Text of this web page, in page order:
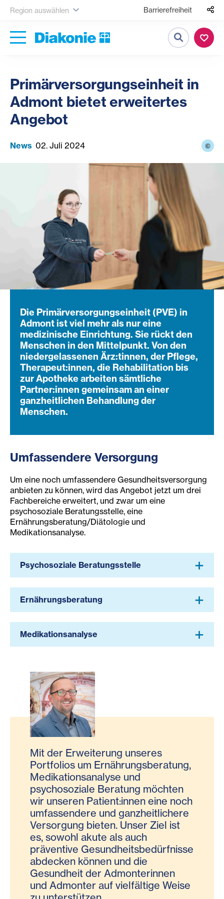
Region auswählen Barrierefreiheit
Suche
Primärversorgungseinheit in
Admont bietet erweitertes
Angebot
News 02. Juli 2024 ©
Die Primärversorgungseinheit (PVE) in
Admont ist viel mehr als nur eine
medizinische Einrichtung. Sie rückt den
Menschen in den Mittelpunkt. Von den
niedergelassenen Ärz:tinnen, der Pflege,
Therapeut:innen, die Rehabilitation bis
zur Apotheke arbeiten sämtliche
Partner:innen gemeinsam an einer
ganzheitlichen Behandlung der
Menschen.
Umfassendere Versorgung
Um eine noch umfassendere Gesundheitsversorgung
anbieten zu können, wird das Angebot jetzt um drei
Fachbereiche erweitert, und zwar um eine
psychosoziale Beratungsstelle, eine
Ernährungsberatung/Diätologie und
Medikationsanalyse.
Psychosoziale Beratungsstelle
Ernährungsberatung
Medikationsanalyse
Mit der Erweiterung unseres
Portfolios um Ernährungsberatung,
Medikationsanalyse und
psychosoziale Beratung möchten
wir unseren Patient:innen eine noch
umfassendere und ganzheitlichere
Versorgung bieten. Unser Ziel ist
es, sowohl akute als auch
präventive Gesundheitsbedürfnisse
abdecken können und die
Gesundheit der Admonterinnen
und Admonter auf vielfältige Weise